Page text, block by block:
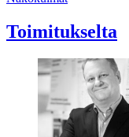
Toimitukselta